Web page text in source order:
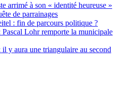
arrimé à son « identité heureuse »
de parrainages
: fin de parcours politique ?
Lohr remporte la municipale
y aura une triangulaire au second